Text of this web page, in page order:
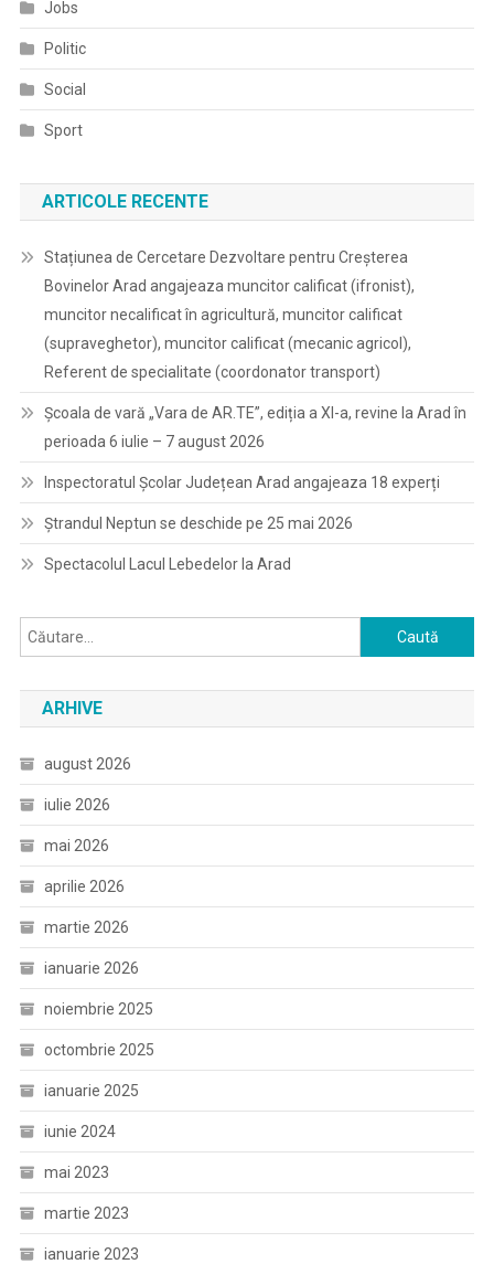
Jobs
Politic
Social
Sport
ARTICOLE RECENTE
Stațiunea de Cercetare Dezvoltare pentru Creșterea
Bovinelor Arad angajeaza muncitor calificat (ifronist),
muncitor necalificat în agricultură, muncitor calificat
(supraveghetor), muncitor calificat (mecanic agricol),
Referent de specialitate (coordonator transport)
Școala de vară „Vara de AR.TE”, ediția a XI-a, revine la Arad în
perioada 6 iulie – 7 august 2026
Inspectoratul Școlar Județean Arad angajeaza 18 experți
Ștrandul Neptun se deschide pe 25 mai 2026
Spectacolul Lacul Lebedelor la Arad
Caută
după:
ARHIVE
august 2026
iulie 2026
mai 2026
aprilie 2026
martie 2026
ianuarie 2026
noiembrie 2025
octombrie 2025
ianuarie 2025
iunie 2024
mai 2023
martie 2023
ianuarie 2023